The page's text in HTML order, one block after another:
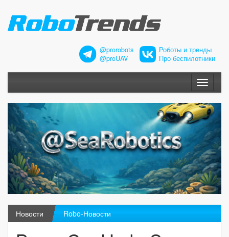
@prorobots
@proUAV
Роботы и тренды
Про беспилотники
Меню
Новости Robo-Новости